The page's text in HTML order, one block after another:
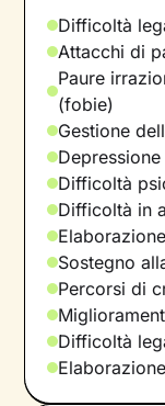
Difficoltà
Attacchi di
Paure
(fobie)
Gestione
Difficoltà
Difficoltà in
Sostegno
Percorsi di
Difficoltà